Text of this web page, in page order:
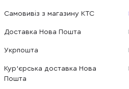
Самовивіз з магазину КТС
Доставка Нова Пошта
Укрпошта
Кур'єрська доставка Нова
Пошта